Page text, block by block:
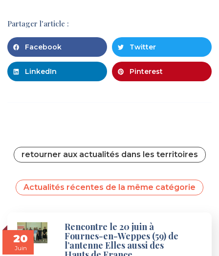
Partager l'article :
Facebook Twitter
LinkedIn Pinterest
retourner aux actualités dans les territoires
Actualités récentes de la même catégorie
20
Juin
Rencontre le 20 juin à
Fournes-en-Weppes (59) de
l’antenne Elles aussi des